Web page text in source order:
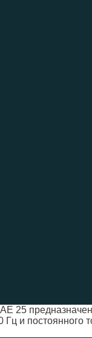
25
и постоянного